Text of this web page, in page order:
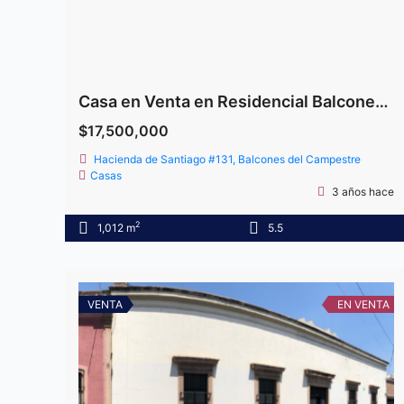
Casa en Venta en Residencial Balcones del Campestre
$17,500,000
Hacienda de Santiago #131, Balcones del Campestre
Casas
3 años hace
1,012 m2 5.5
VENTA EN VENTA